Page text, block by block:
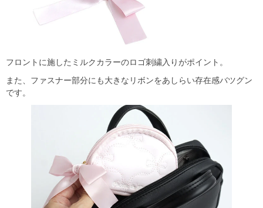
フロントに施したミルクカラーのロゴ刺繍入りがポイント。
また、ファスナー部分にも大きなリボンをあしらい存在感バツグン
です。